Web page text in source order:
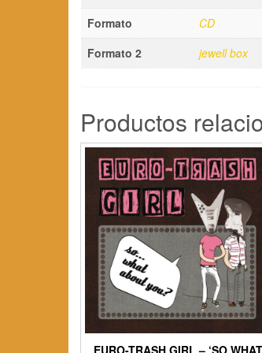
Formato
CD
Formato 2
jewell box
Productos